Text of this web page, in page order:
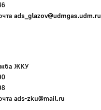
21-300
ads_glazov@udmgas.udm.ru
ЖКУ
ads-zku@mail.ru